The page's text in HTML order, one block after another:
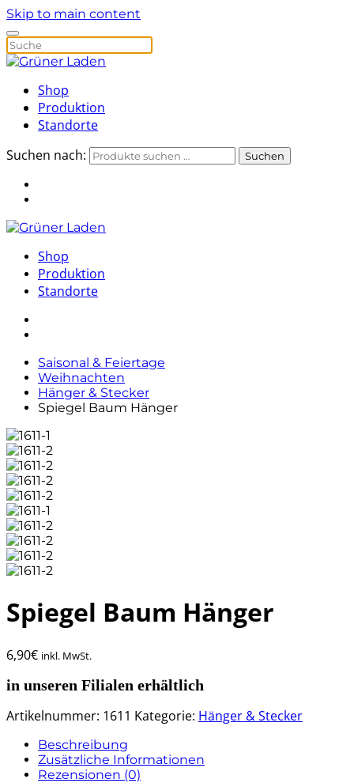
Skip to main content
Shop
Produktion
Standorte
Suchen nach:
Suchen
Shop
Produktion
Standorte
Saisonal & Feiertage
Weihnachten
Hänger & Stecker
Spiegel Baum Hänger
Spiegel Baum Hänger
6,90€ inkl. MwSt.
in unseren Filialen erhältlich
Artikelnummer: 1611 Kategorie: Hänger & Stecker
Beschreibung
Zusätzliche Informationen
Rezensionen (0)